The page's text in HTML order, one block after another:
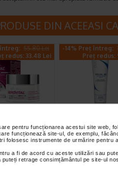
pentru funcționarea acestui site web,
funcționează site-ul, de exemplu,
folosesc instrumente de urmărire pentru
a fi de acord cu aceste utilizări sau
retrage consimțământul pe site-ul
DIN ACEEASI
55.80 Lei
redus: 33.48 Lei
SPF 10
Crema antirid
intensiv pielea si
-14% Preț întreg:
Preț redus:
Ducray Kelual
crema 40ml
Crema
este o crema calmanta